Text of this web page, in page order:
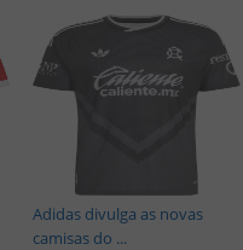
Adidas divulga as novas
camisas do ...